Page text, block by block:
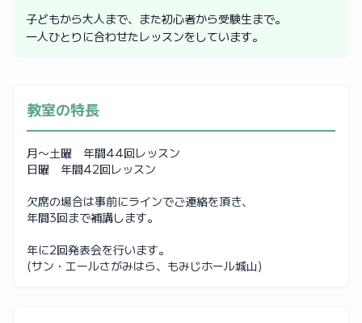
子どもから大人まで、また初心者から受験生まで。
一人ひとりに合わせたレッスンをしています。
教室の特長
月〜土曜 年間44回レッスン
日曜 年間42回レッスン
欠席の場合は事前にラインでご連絡を頂き、
年間3回まで補講します。
年に2回発表会を行います。
(サン・エールさがみはら、もみじホール城山)